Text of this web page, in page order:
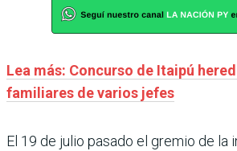
Lea más: Concurso de Itaipú
familiares de varios jefes
El 19 de julio pasado el gremio de la